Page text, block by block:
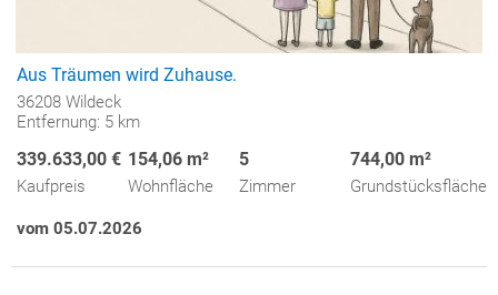
Aus Träumen wird Zuhause.
36208 Wildeck
Entfernung: 5 km
339.633,00 €
Kaufpreis
154,06 m²
Wohnfläche
5
Zimmer
744,00 m²
Grundstücksfläche
vom 05.07.2026